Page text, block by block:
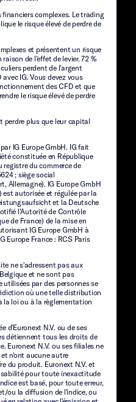
complexes. Le trading
le risque élevé de perdre de
et présentent un risque
de l’effet de levier. 72 %
perdent de l’argent
IG. Vous devez vous
des CFD et que
le risque élevé de perdre
perdre plus que leur capital
IG Europe GmbH. IG fait
constituée en République
registre du commerce de
; siège social
Allemagne). IG Europe GmbH
est autorisée et régulée par la
et la Deutsche
l’Autorité de Contrôle
de France) de la mise en
IG Europe GmbH à
Europe France : RCS Paris
ne s'adressent pas aux
et ne sont pas
par des personnes se
où une telle distribution
loi ou à la règlementation
d'Euronext N.V. ou de ses
détiennent tous les droits de
Euronext N.V. ou ses filiales ne
n'ont aucune autre
du produit. Euronext N.V. et
pour toute inexactitude
est basé, pour toute erreur,
ou la diffusion de l'indice, ou